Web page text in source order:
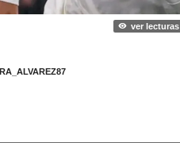
ver lecturas